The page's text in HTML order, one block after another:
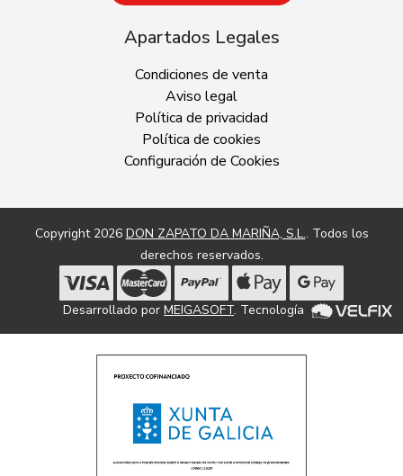
Apartados Legales
Condiciones de venta
Aviso legal
Política de privacidad
Política de cookies
Configuración de Cookies
Copyright 2026 DON ZAPATO DA MARIÑA, S.L.. Todos los
derechos reservados.
Desarrollado por MEIGASOFT. Tecnología